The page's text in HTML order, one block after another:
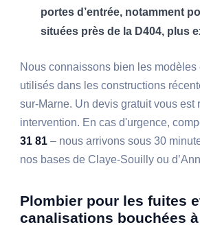
portes d’entrée, notamment
situées près de la D404, plus
Nous connaissons bien les modèles
utilisés dans les constructions
sur-Marne. Un devis gratuit vous est
intervention. En cas d'urgence,
31 81 – nous arrivons sous 30
nos bases de Claye-Souilly ou
Plombier pour les fuites
canalisations bouchées